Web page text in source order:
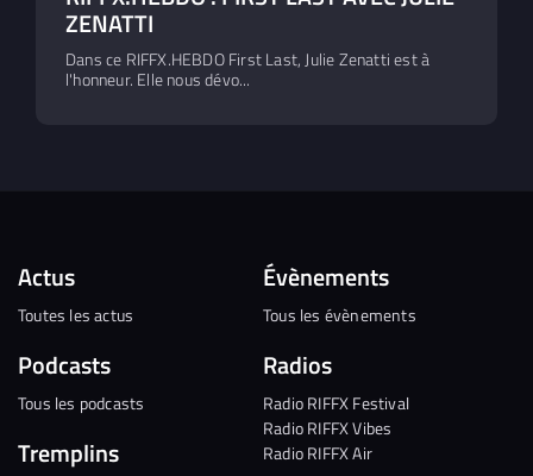
ZENATTI
Dans ce RIFFX.HEBDO First Last, Julie Zenatti est à
l'honneur. Elle nous dévo...
Actus
Toutes les actus
Podcasts
Tous les podcasts
Tremplins
Évènements
Tous les évènements
Radios
Radio RIFFX Festival
Radio RIFFX Vibes
Radio RIFFX Air